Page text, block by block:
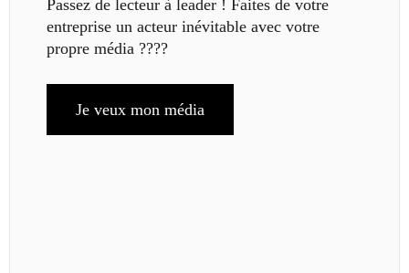
Passez de lecteur à leader ! Faites de votre
entreprise un acteur inévitable avec votre
propre média ????
Je veux mon média